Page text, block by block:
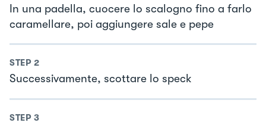
In una padella, cuocere lo scalogno fino a farlo
caramellare, poi aggiungere sale e pepe
STEP 2
Successivamente, scottare lo speck
STEP 3